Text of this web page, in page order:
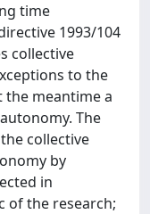
time
1993/104
collective
to the
the meantime a
The
collective
by
in
of the research;